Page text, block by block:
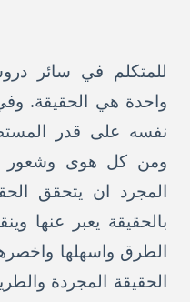
للمتكلم في سائر
واحدة هي الحقيقة.
نفسه على قدر
ومن كل هوى وشعور
المجرد ان يتحقق
بالحقيقة يعبر عنها
الطرق واسهلها
الحقيقة المجردة